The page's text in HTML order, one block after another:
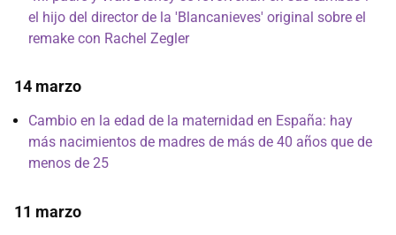
el hijo del director de la 'Blancanieves' original sobre el
remake con Rachel Zegler
14 marzo
Cambio en la edad de la maternidad en España: hay
más nacimientos de madres de más de 40 años que de
menos de 25
11 marzo